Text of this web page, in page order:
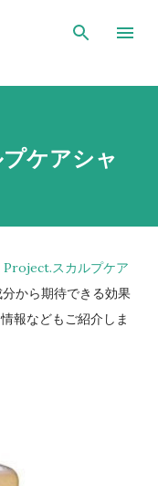
ツに移動
ケアシャ
スカルプケア
から期待できる効果
報などもご紹介しま